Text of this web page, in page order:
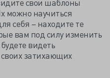
можно научиться
себя – находите те
вам под силу изменить
видеть
затихающих